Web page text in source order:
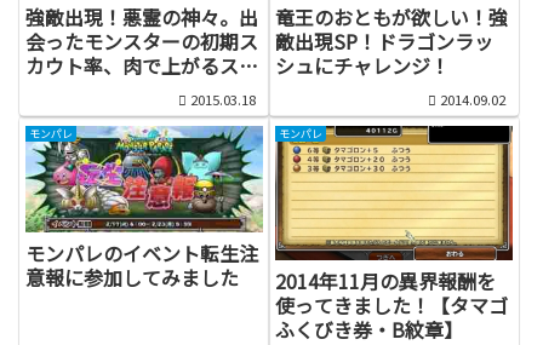
強敵出現！悪霊の神々。出
会ったモンスターの初期ス
カウト率、肉で上がるスカ
2015.03.18
竜王のおともが欲しい！強
敵出現SP！ドラゴンラッ
シュにチャレンジ！
2014.09.02
モンパレ
モンパレのイベント転生注
意報に参加してみました
モンパレ
2014年11月の異界報酬を
使ってきました！【タマゴ
ふくびき券・B紋章】